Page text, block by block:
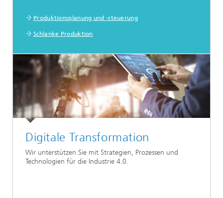
Produktionsplanung und -steuerung
Schlanke Produktion
Digitale Transformation
Wir unterstützen Sie mit Strategien, Prozessen und
Technologien für die Industrie 4.0.